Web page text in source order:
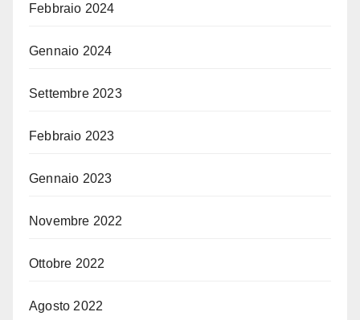
Febbraio 2024
Gennaio 2024
Settembre 2023
Febbraio 2023
Gennaio 2023
Novembre 2022
Ottobre 2022
Agosto 2022